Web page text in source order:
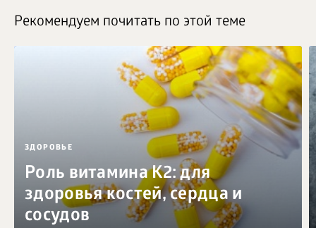
Рекомендуем почитать по этой теме
ЗДОРОВЬЕ
Роль витамина K2: для
здоровья костей, сердца и
сосудов